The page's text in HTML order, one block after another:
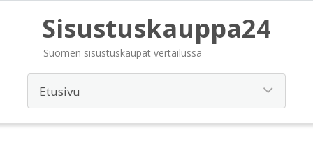
Sisustuskauppa24
Suomen sisustuskaupat vertailussa